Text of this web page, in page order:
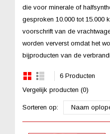
die voor minerale of
gesproken 10.000 tot 15.000
voorschrift van de
worden ververst omdat het
bijproducten van de
6 Producten
Vergelijk producten (0)
Sorteren op: Naam